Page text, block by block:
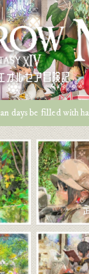
オルゼア冒険記
days be filled with